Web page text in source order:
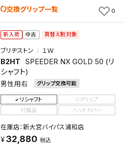
交換グリップ一覧 0
新入荷 中古 買替え割対象
ブリヂストン １Ｗ
B2HT SPEEDER NX GOLD 50 (リ
シャフト)
男性用右 グリップ交換可能
リシャフト
リグリップ
付属品
ヘッドカバー
在庫店：新大宮バイパス浦和店
32,880 税込